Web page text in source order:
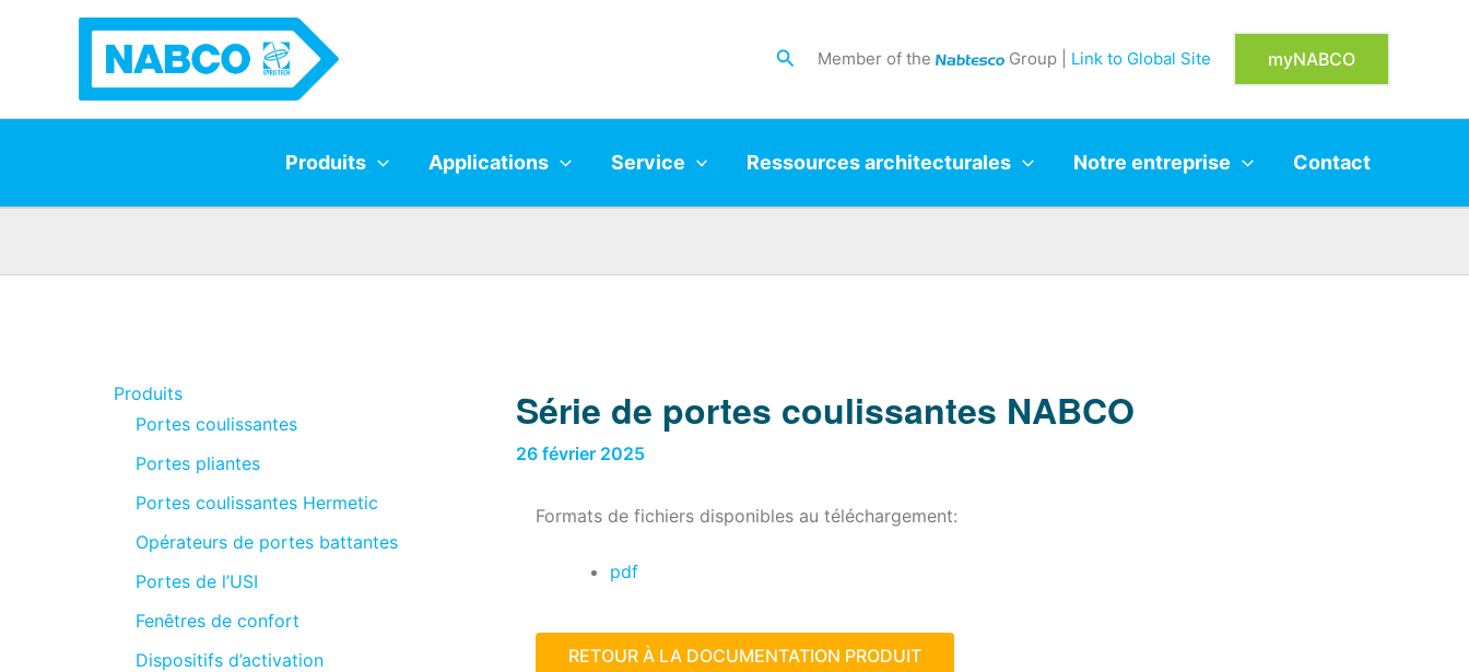
SearchMember of the Group | Link to Global Site myNABCO
Produits Applications Service Ressources architecturales Notre entreprise Contact
Produits
Portes coulissantes
Portes pliantes
Portes coulissantes Hermetic
Opérateurs de portes battantes
Portes de l’USI
Fenêtres de confort
Dispositifs d’activation
Série de portes coulissantes NABCO
26 février 2025
Formats de fichiers disponibles au téléchargement:
pdf
RETOUR À LA DOCUMENTATION PRODUIT